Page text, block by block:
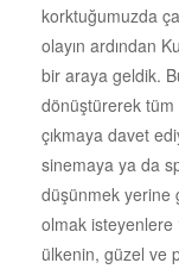
korktuğumuzda
olayın ardından
bir araya geldik.
dönüştürerek tüm
çıkmaya davet
sinemaya ya da
düşünmek yerine
olmak isteyenlere
ülkenin, güzel ve